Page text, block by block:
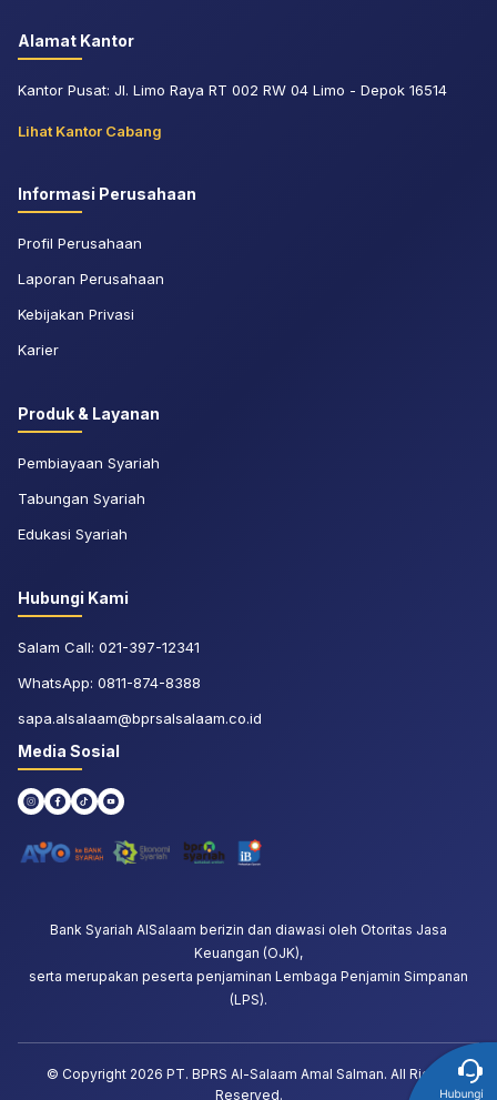
Alamat Kantor
Kantor Pusat: Jl. Limo Raya RT 002 RW 04 Limo - Depok 16514
Lihat Kantor Cabang
Informasi Perusahaan
Profil Perusahaan
Laporan Perusahaan
Kebijakan Privasi
Karier
Produk & Layanan
Pembiayaan Syariah
Tabungan Syariah
Edukasi Syariah
Hubungi Kami
Salam Call: 021-397-12341
WhatsApp: 0811-874-8388
sapa.alsalaam@bprsalsalaam.co.id
Media Sosial
Bank Syariah AlSalaam berizin dan diawasi oleh Otoritas Jasa
Keuangan (OJK),
serta merupakan peserta penjaminan Lembaga Penjamin Simpanan
(LPS).
© Copyright 2026 PT. BPRS Al-Salaam Amal Salman. All Rights
Reserved.